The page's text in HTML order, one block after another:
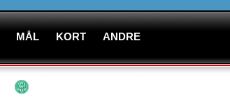
MÅL KORT ANDRE